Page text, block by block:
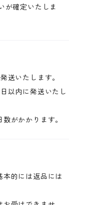
が確定いたしま
送いたします。
以内に発送いたし
がかかります。
本的には返品には